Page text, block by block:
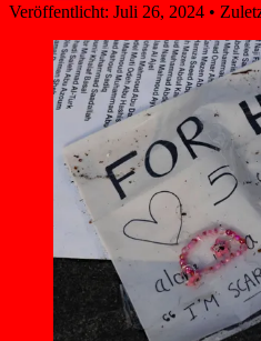
Veröffentlicht: Juli 26, 2024 •